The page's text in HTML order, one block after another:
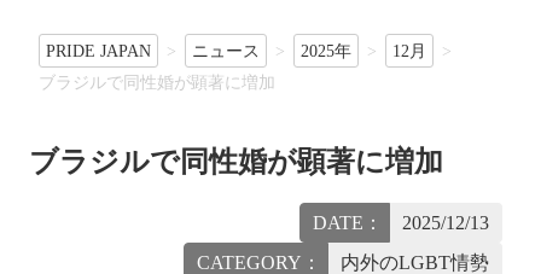
PRIDE JAPAN ニュース 2025年
12月
ブラジルで同性婚が顕著に増加
ブラジルで同性婚が顕著に増加
DATE：
2025/12/13
CATEGORY：
内外のLGBT情勢